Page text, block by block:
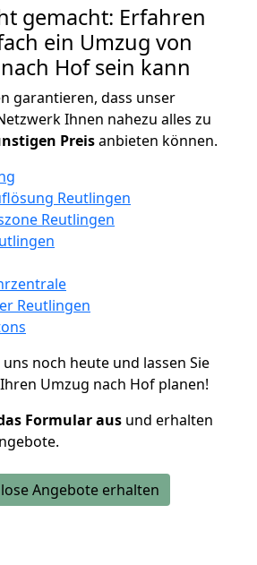
gemacht: Erfahren
ein Umzug von
Hof sein kann
garantieren, dass unser
Ihnen nahezu alles zu
Preisanbieten können.
Reutlingen
Reutlingen
Reutlingen
noch heute und lassen Sie
Umzug nach Hof planen!
Formular aus und erhalten
Angebote erhalten